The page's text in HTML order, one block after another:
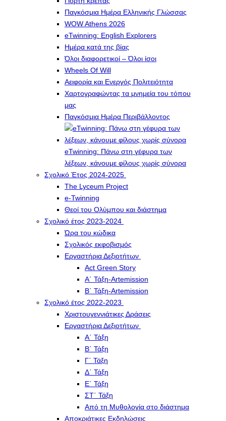
Παγκόσμια Ημέρα Ελληνικής Γλώσσας
WOW Athens 2026
eTwinning: English Explorers
Ημέρα κατά της βίας
Όλοι διαφορετικοί – Όλοι ίσοι
Wheels Of Will
Αειφορία και Ενεργός Πολιτειότητα
Χαρτογραφώντας τα μνημεία του τόπου
μας
Παγκόσμια Ημέρα Περιβάλλοντος
eTwinning: Πάνω στη γέφυρα των
λέξεων, κάνουμε φίλους χωρίς σύνορα
Σχολικό Έτος 2024-2025
The Lyceum Project
e-Twinning
Θεοί του Ολύμπου και διάστημα
Σχολικό έτος 2023-2024
Ώρα του κώδικα
Σχολικός εκφοβισμός
Εργαστήρια Δεξιοτήτων
Act Green Story
Α΄ Τάξη-Artemission
Β΄ Τάξη-Artemission
Σχολικό έτος 2022-2023
Χριστουγεννιάτικες Δράσεις
Εργαστήρια Δεξιοτήτων
Α΄ Τάξη
Β΄ Τάξη
Γ΄ Τάξη
Δ΄ Τάξη
Ε΄ Τάξη
ΣΤ΄ Τάξη
Από τη Μυθολογία στο διάστημα
Αποκριάτικες Εκδηλώσεις